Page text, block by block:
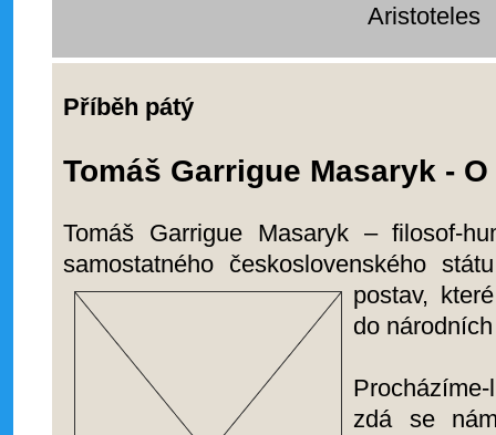
Aristoteles
Příběh pátý
Tomáš Garrigue Masaryk -
Tomáš Garrigue Masaryk – filosof-
samostatného československého
postav,
do
zdá se